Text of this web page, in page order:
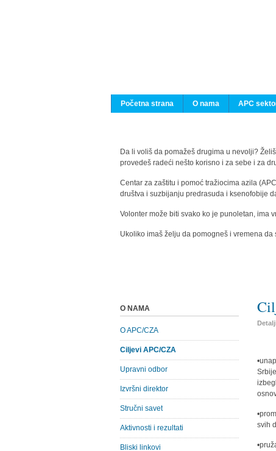
Početna strana
O nama APC
Da li voliš da pomažeš drugima u nevolji?
provedeš radeći nešto korisno i za sebe i za
Centar za zaštitu i pomoć tražiocima azila
društva i suzbijanju predrasuda i ksenofobije
Volonter može biti svako ko je punoletan, ima
Ukoliko imaš želju da pomogneš i vremena
svih
O NAMA
O APC/CZA
Ciljevi APC/CZA
Upravni odbor
Izvršni direktor
Stručni savet
Aktivnosti i rezultati
Bliski linkovi